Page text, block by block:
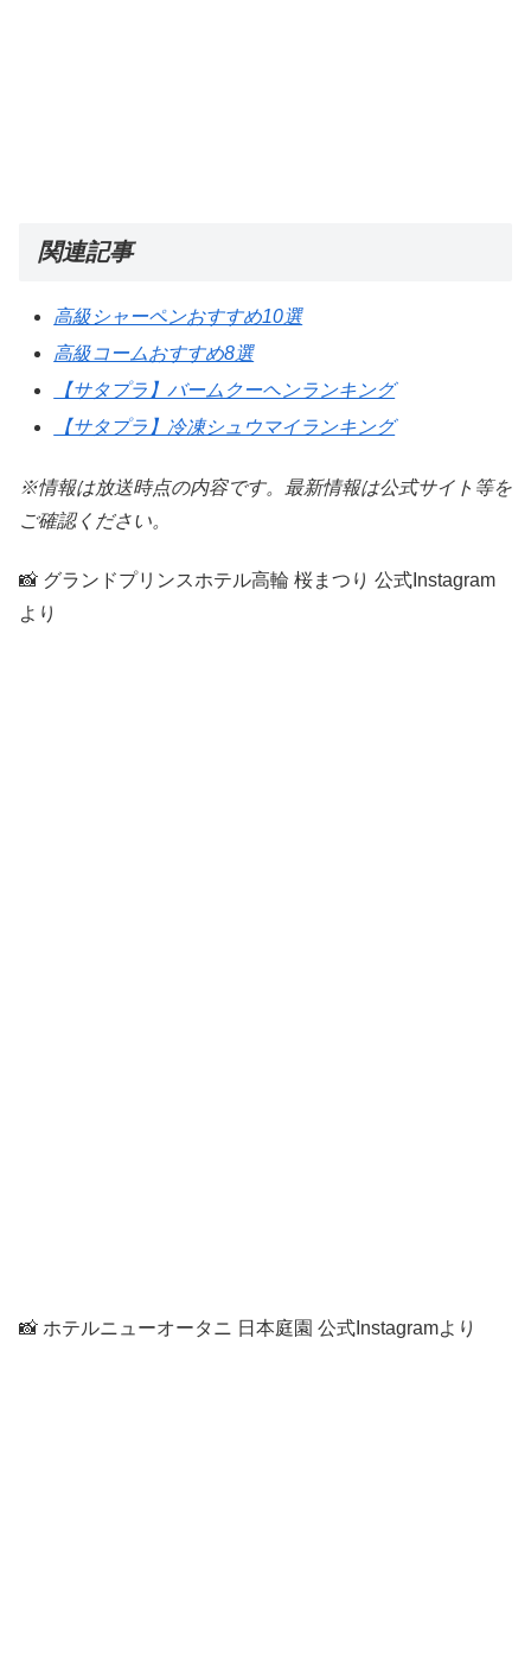
関連記事
高級シャーペンおすすめ10選
高級コームおすすめ8選
【サタプラ】バームクーヘンランキング
【サタプラ】冷凍シュウマイランキング
※情報は放送時点の内容です。最新情報は公式サイト等を
ご確認ください。
📸 グランドプリンスホテル高輪 桜まつり 公式Instagram
より
📸 ホテルニューオータニ 日本庭園 公式Instagramより